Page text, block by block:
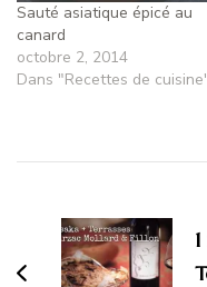
Sauté asiatique épicé au
canard
octobre 2, 2014
Dans "Recettes de